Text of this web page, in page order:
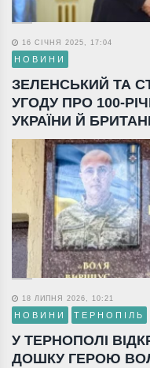
16 СІЧНЯ 2025, 17:04
НОВИНИ
ЗЕЛЕНСЬКИЙ ТА
УГОДУ ПРО 100-
УКРАЇНИ Й
18 ЛИПНЯ 2026, 10:21
НОВИНИ ТЕРНОПІЛЬ
У ТЕРНОПОЛІ
ДОШКУ ГЕРОЮ